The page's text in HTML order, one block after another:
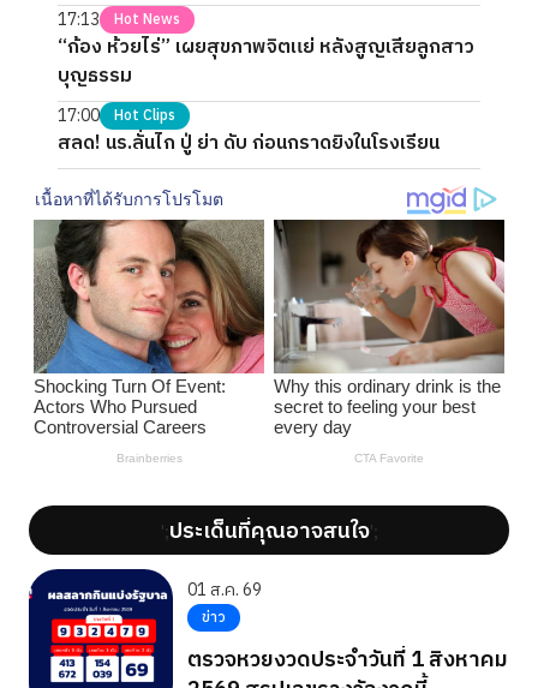
17:13 Hot News
“ก้อง ห้วยไร่” เผยสุขภาพจิตแย่ หลังสูญเสียลูกสาว
บุญธรรม
17:00 Hot Clips
สลด! นร.ลั่นไก ปู่ ย่า ดับ ก่อนกราดยิงในโรงเรียน
';ประเด็นที่คุณอาจสนใจ';
01 ส.ค. 69
ข่าว
ตรวจหวยงวดประจำวันที่ 1 สิงหาคม